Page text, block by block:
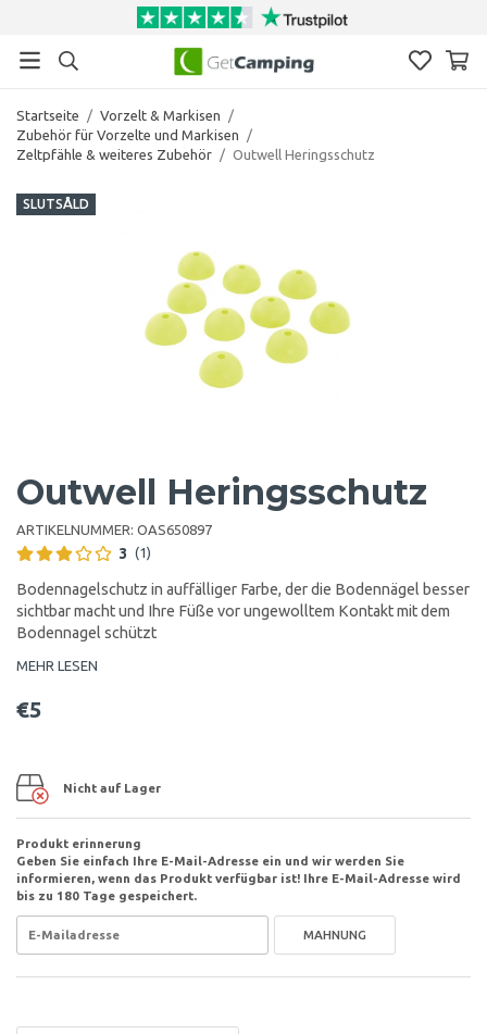
Startseite / Vorzelt & Markisen
/
Zubehör für Vorzelte und Markisen
/
Zeltpfähle & weiteres Zubehör / Outwell Heringsschutz
SLUTSÅLD
Outwell Heringsschutz
ARTIKELNUMMER: OAS650897
3 (1)
Bodennagelschutz in auffälliger Farbe, der die Bodennägel besser
sichtbar macht und Ihre Füße vor ungewolltem Kontakt mit dem
Bodennagel schützt
MEHR LESEN
€5
Nicht auf Lager
Produkt erinnerung
Geben Sie einfach Ihre E-Mail-Adresse ein und wir werden Sie
informieren, wenn das Produkt verfügbar ist! Ihre E-Mail-Adresse wird
bis zu 180 Tage gespeichert.
MAHNUNG